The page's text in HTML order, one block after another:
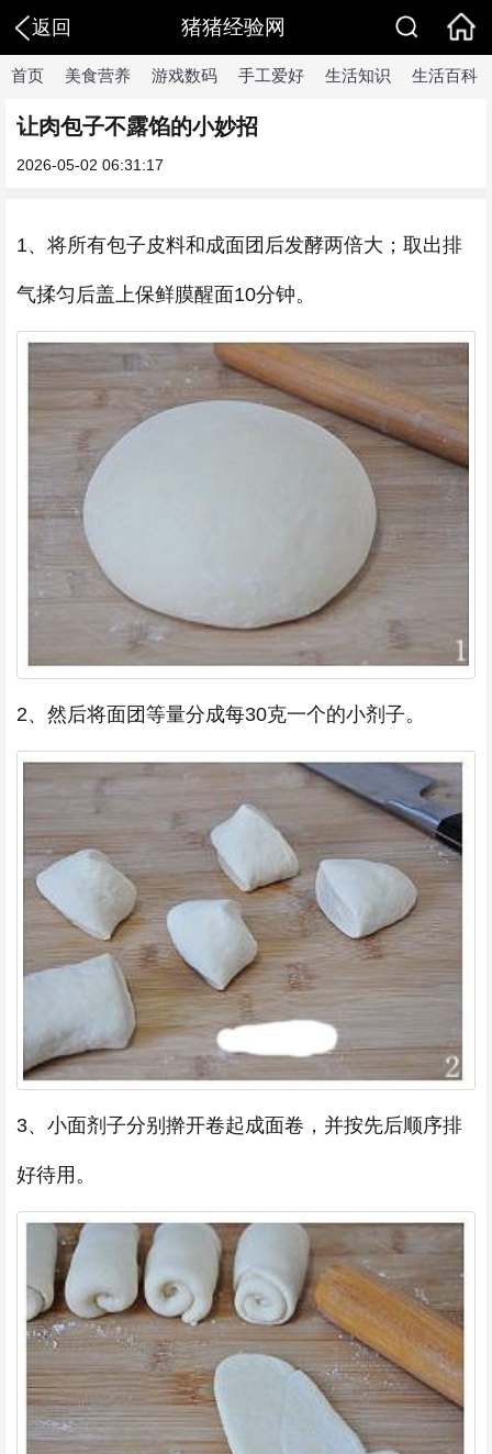
返回 猪猪经验网
首页 美食营养 游戏数码 手工爱好 生活知识 生活百科
让肉包子不露馅的小妙招
2026-05-02 06:31:17
1、将所有包子皮料和成面团后发酵两倍大；取出排
气揉匀后盖上保鲜膜醒面10分钟。
2、然后将面团等量分成每30克一个的小剂子。
3、小面剂子分别擀开卷起成面卷，并按先后顺序排
好待用。